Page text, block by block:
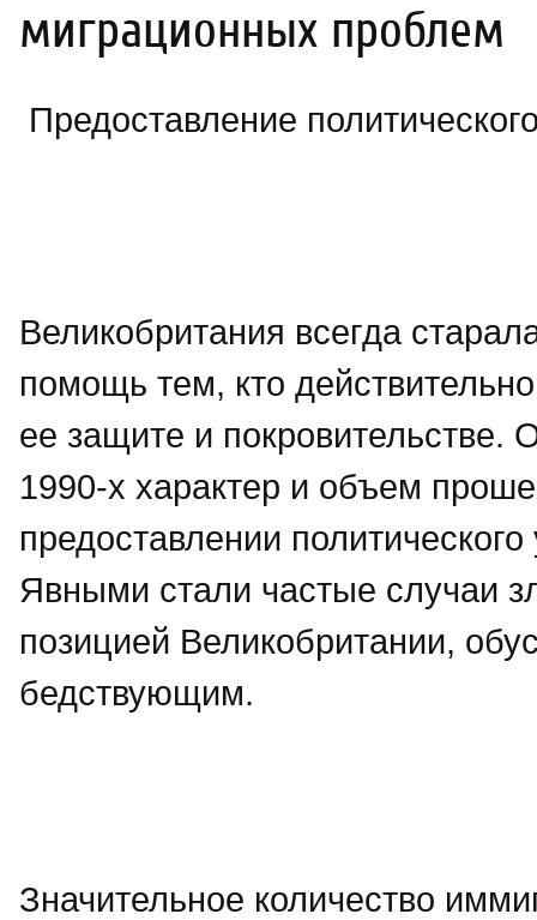
миграционных проблем
Предоставление
Великобритания всегда
помощь тем, кто
ее защите и покровительстве.
1990-х характер и объем
предоставлении
Явными стали частые случаи
позицией Великобритании,
бедствующим.
Значительное количество